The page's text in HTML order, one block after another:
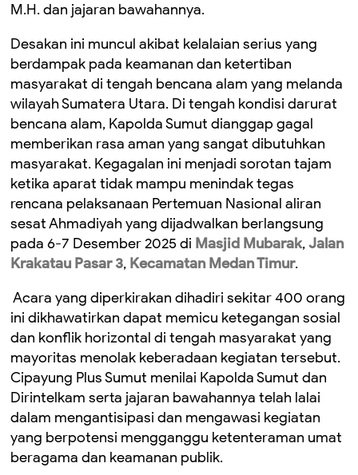
M.H. dan jajaran bawahannya.
Desakan ini muncul akibat kelalaian serius yang
berdampak pada keamanan dan ketertiban
masyarakat di tengah bencana alam yang melanda
wilayah Sumatera Utara. Di tengah kondisi darurat
bencana alam, Kapolda Sumut dianggap gagal
memberikan rasa aman yang sangat dibutuhkan
masyarakat. Kegagalan ini menjadi sorotan tajam
ketika aparat tidak mampu menindak tegas
rencana pelaksanaan Pertemuan Nasional aliran
sesat Ahmadiyah yang dijadwalkan berlangsung
pada 6-7 Desember 2025 di Masjid Mubarak,Jalan
Krakatau Pasar 3, Kecamatan Medan Timur.
Acara yang diperkirakan dihadiri sekitar 400 orang
ini dikhawatirkan dapat memicu ketegangan sosial
dan konflik horizontal di tengah masyarakat yang
mayoritas menolak keberadaan kegiatan tersebut.
Cipayung Plus Sumut menilai Kapolda Sumut dan
Dirintelkam serta jajaran bawahannya telah lalai
dalam mengantisipasi dan mengawasi kegiatan
yang berpotensi mengganggu ketenteraman umat
beragama dan keamanan publik.